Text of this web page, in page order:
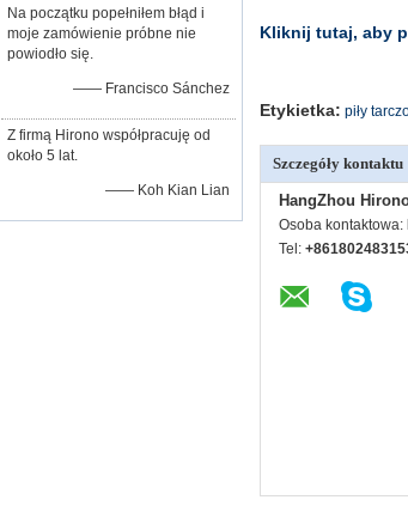
Na początku popełniłem błąd i
moje zamówienie próbne nie
powiodło się.
—— Francisco Sánchez
Z firmą Hirono współpracuję od
około 5 lat.
—— Koh Kian Lian
Kliknij tutaj, aby
Etykietka: piły
Szczegóły kontaktu
HangZhou
Osoba kontaktowa:
Tel: